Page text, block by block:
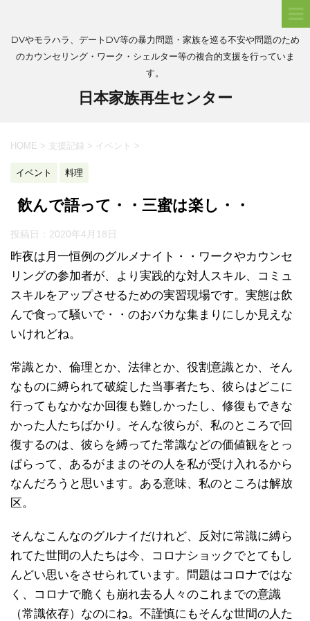
DVやモラハラ、デートDV等の暴力問題・家族を巡る不安や問題のため
のカウンセリング・ワーク・シェルター等の複合的支援を行っていま
す。
日本家族再生センター
HOME > 支援記録 > イベント >
イベント 料理
飲んで語って・・三蜜は楽し・・
投稿日： 2020年4月18日
昨夜は月一恒例のグルメナイト・・ワークやカウンセ
リングの参加者が、より実践的な対人スキル、コミュ
スキルをアップさせるための実習現場です。実態は飲
んで食って騒いで・・のおバカな集まりにしか見えな
いけれどね。
常識とか、倫理とか、法律とか、役割意識とか、そん
なものに縛られて破綻した当事者たち、彼らはどこに
行ってもなかなか回復も難しかったし、修復もできな
かった人たちばかり。そんな彼らが、私のところで回
復するのは、彼らを縛ってた常識などの価値観をとっ
ぱらって、あるがままのその人を私が受け入れるから
なんだろうと思います。ある意味、私のところは解放
区。
そんなこんなのグルナイだけれど、反対に常識に縛ら
れてた世間の人たちは今、コロナショックでとてもし
んどい思いをさせられています。問題はコロナではな
く、コロナで脆くも崩れ去る人々のこれまでの意識
（常識依存）なのにね。不謹慎にもそんな世間の人た